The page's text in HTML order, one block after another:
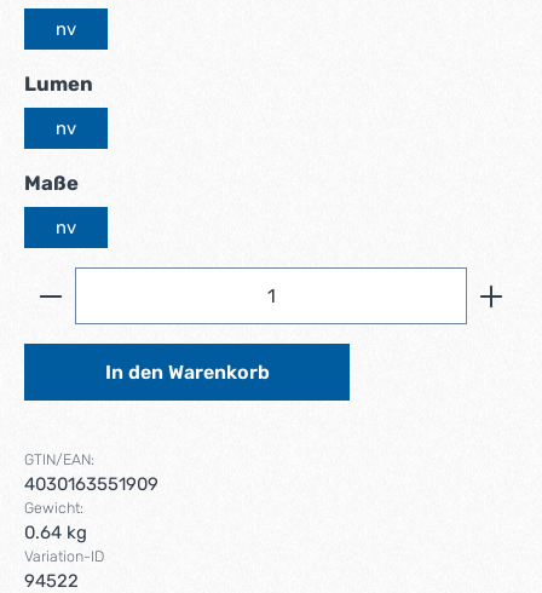
nv
Lumen
nv
Maßeauswählen
nv
Produkt Anzahl: Gib den gewünschten Wert ein
In den Warenkorb
GTIN/EAN:
4030163551909
Gewicht:
0.64 kg
Variation-ID
94522